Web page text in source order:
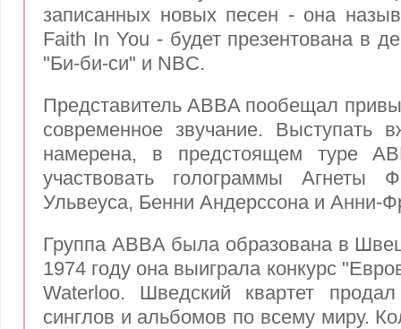
записанных новых песен - она
Faith In You - будет презентована в
"Би-би-си" и NBC.
Представитель ABBA пообещал
современное звучание. Выступать
намерена, в предстоящем туре
участвовать голограммы Агнеты
Ульвеуса, Бенни Андерссона и Анни-
Группа ABBA была образована в
1974 году она выиграла конкурс
Waterloo. Шведский квартет
синглов и альбомов по всему миру.